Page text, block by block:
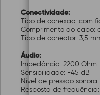
Conectividade:
Tipo de conexão: com
Comprimento do cabo:
Tipo de conector: 3,5
Áudio:
Impedância: 2200 Ohm
Sensibilidade: -45 dB
Nível de pressão sonora:
Resposta de